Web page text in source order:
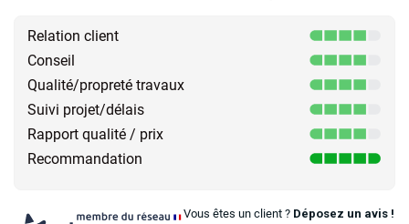
Relation client
Conseil
Qualité/propreté travaux
Suivi projet/délais
Rapport qualité / prix
Recommandation
Vous êtes un client ? Déposez un avis !